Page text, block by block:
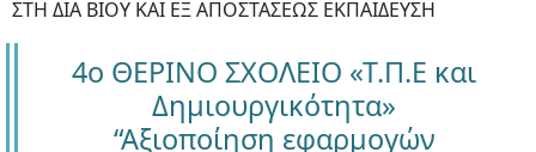
ΣΤΗ ΔΙΑ ΒΙΟΥ ΚΑΙ ΕΞ ΑΠΟΣΤΑΣΕΩΣ ΕΚΠΑΙΔΕΥΣΗ
4ο ΘΕΡΙΝΟ ΣΧΟΛΕΙΟ «Τ.Π.Ε και
Δημιουργικότητα»
“Αξιοποίηση εφαρμογών